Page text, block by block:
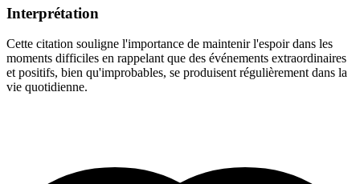
Interprétation
Cette citation souligne l'importance de maintenir l'espoir dans les
moments difficiles en rappelant que des événements extraordinaires
et positifs, bien qu'improbables, se produisent régulièrement dans la
vie quotidienne.